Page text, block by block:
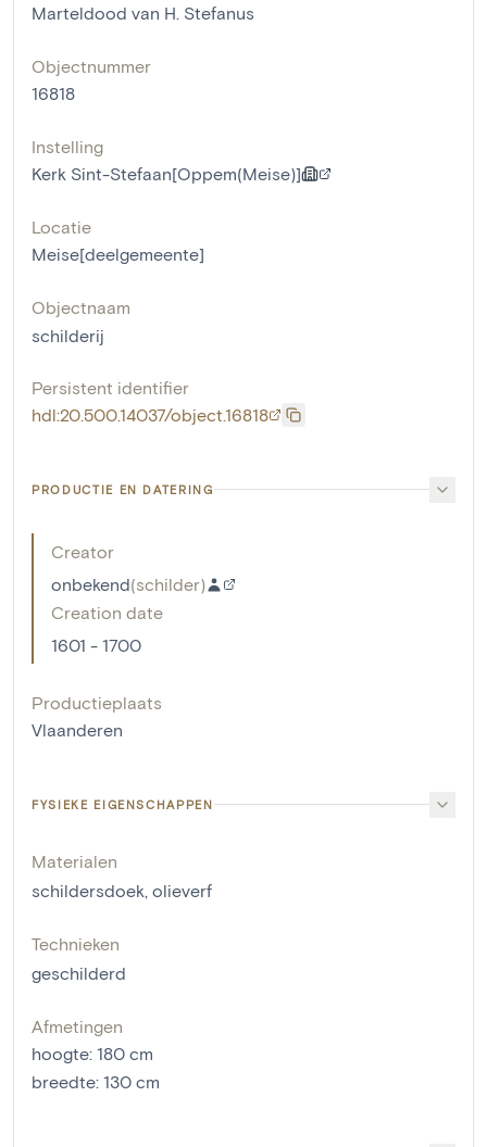
Marteldood van H. Stefanus
Objectnummer
16818
Instelling
Kerk Sint-Stefaan[Oppem(Meise)]
Locatie
Meise[deelgemeente]
Objectnaam
schilderij
Persistent identifier
hdl:20.500.14037/object.16818
PRODUCTIE EN DATERING
Creator
onbekend(schilder)
Creation date
1601 - 1700
Productieplaats
Vlaanderen
FYSIEKE EIGENSCHAPPEN
Materialen
schildersdoek olieverf
Technieken
geschilderd
Afmetingen
hoogte: 180 cm
breedte: 130 cm